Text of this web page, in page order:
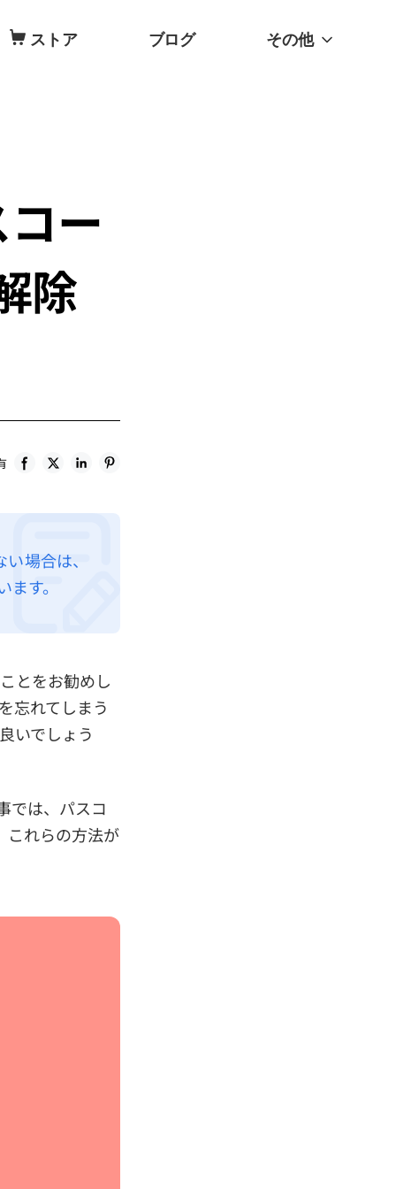
ストア ブログ その他
ー
除
場合は、
す。
とをお勧めし
忘れてしまう
いでしょう
では、パスコ
これらの方法が